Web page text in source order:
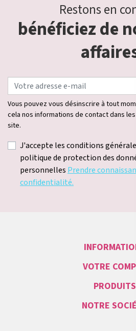
Restons en
bénéficiez de
Vous pouvez vous désinscrire à tout
cela nos informations de contact dans
site.
J'accepte les conditions
politique de protection des
personnelles Prendre
confidentialité.
VOTRE
PRODUITS
NOTRE